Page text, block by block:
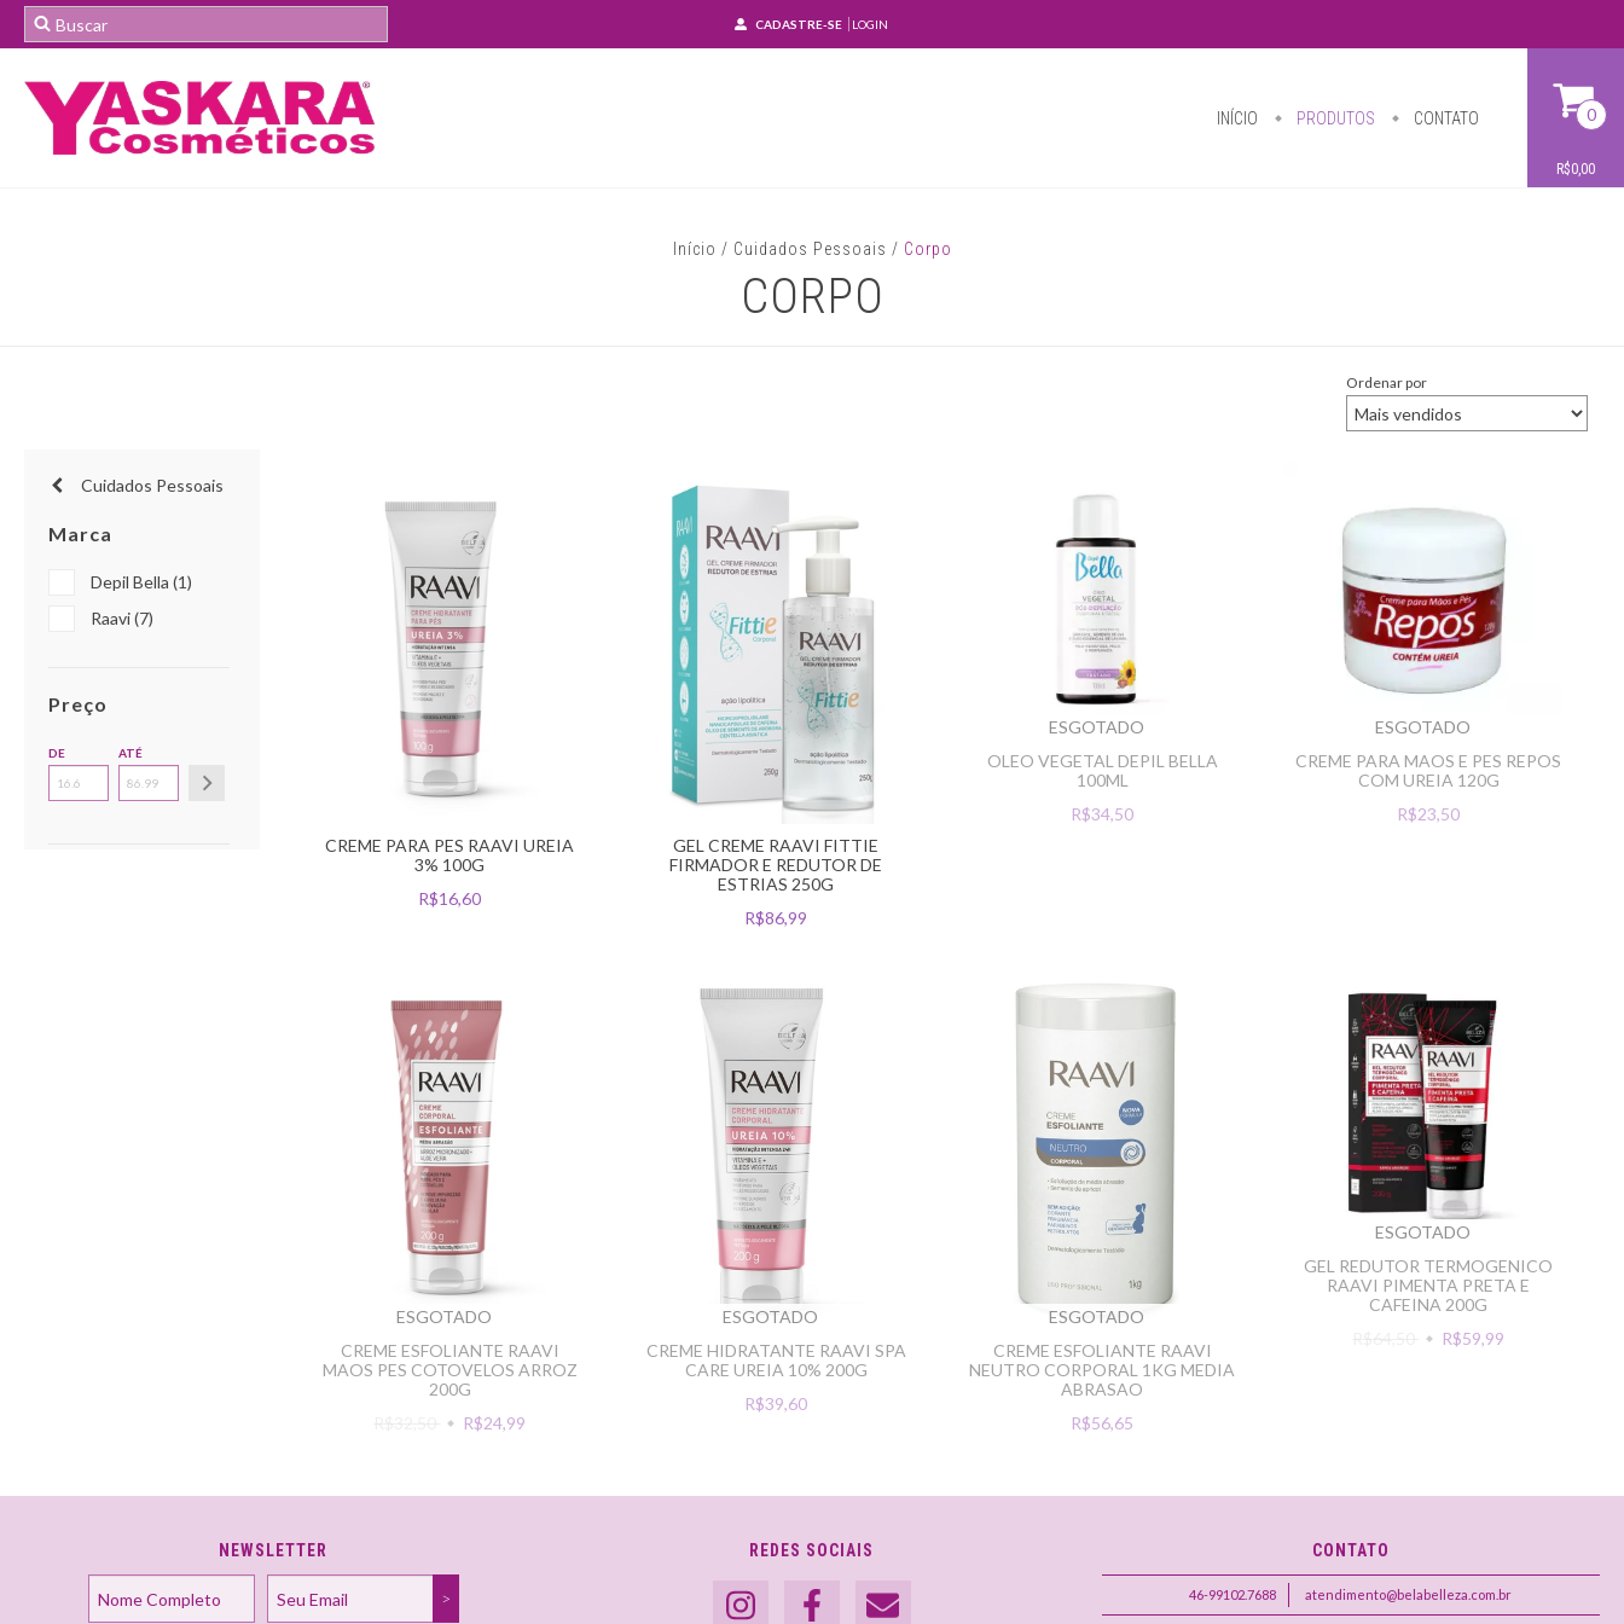
CADASTRE-SE LOGIN
INÍCIO PRODUTOS CONTATO 0
R$0,00
Início / Cuidados Pessoais / Corpo
CORPO
Ordenar por
Cuidados Pessoais
Marca
Depil Bella (1)
Raavi (7)
Preço
DE ATÉ
CREME PARA PES RAAVI UREIA
3% 100G
R$16,60
GEL CREME RAAVI FITTIE
FIRMADOR E REDUTOR DE
ESTRIAS 250G
R$86,99
ESGOTADO
OLEO VEGETAL DEPIL BELLA
100ML
R$34,50
ESGOTADO
CREME PARA MAOS E PES REPOS
COM UREIA 120G
R$23,50
ESGOTADO
CREME ESFOLIANTE RAAVI
MAOS PES COTOVELOS ARROZ
200G
R$32,50
R$24,99
ESGOTADO
CREME HIDRATANTE RAAVI SPA
CARE UREIA 10% 200G
R$39,60
ESGOTADO
CREME ESFOLIANTE RAAVI
NEUTRO CORPORAL 1KG MEDIA
ABRASAO
R$56,65
ESGOTADO
GEL REDUTOR TERMOGENICO
RAAVI PIMENTA PRETA E
CAFEINA 200G
R$64,50
R$59,99
NEWSLETTER REDES SOCIAIS CONTATO
46-99102.7688 atendimento@belabelleza.com.br